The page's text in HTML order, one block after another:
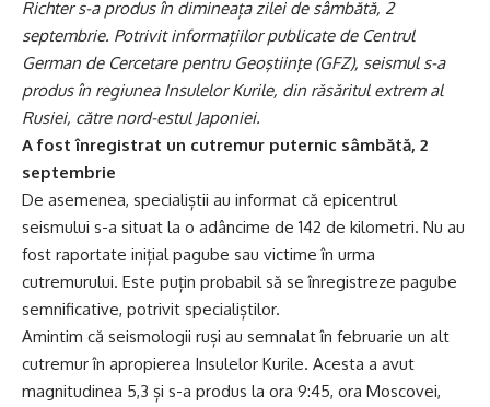
Richter s-a produs în dimineața zilei de sâmbătă, 2
septembrie. Potrivit informațiilor publicate de Centrul
German de Cercetare pentru Geoştiinţe (GFZ), seismul s-a
produs în regiunea Insulelor Kurile, din răsăritul extrem al
Rusiei, către nord-estul Japoniei.
A fost înregistrat un cutremur puternic sâmbătă, 2
septembrie
De asemenea, specialiștii au informat că epicentrul
seismului s-a situat la o adâncime de 142 de kilometri. Nu au
fost raportate inițial pagube sau victime în urma
cutremurului. Este puțin probabil să se înregistreze pagube
semnificative, potrivit specialiștilor.
Amintim că seismologii ruși au semnalat în februarie un alt
cutremur în apropierea Insulelor Kurile. Acesta a avut
magnitudinea 5,3 și s-a produs la ora 9:45, ora Moscovei,